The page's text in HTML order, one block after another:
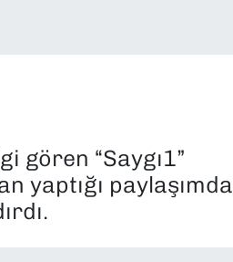
gören “Saygı1”
yaptığı paylaşımda